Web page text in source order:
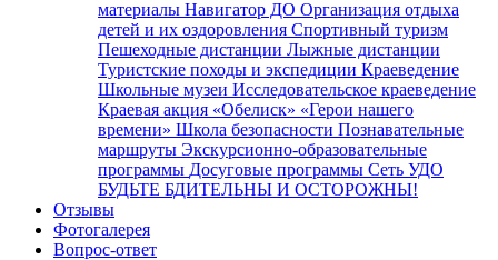
материалы Навигатор ДО Организация отдыха
детей и их оздоровления Спортивный туризм
Пешеходные дистанции Лыжные дистанции
Туристские походы и экспедиции Краеведение
Школьные музеи Исследовательское краеведение
Краевая акция «Обелиск» «Герои нашего
времени» Школа безопасности Познавательные
маршруты Экскурсионно-образовательные
программы Досуговые программы Сеть УДО
БУДЬТЕ БДИТЕЛЬНЫ И ОСТОРОЖНЫ!
Отзывы
Фотогалерея
Вопрос-ответ